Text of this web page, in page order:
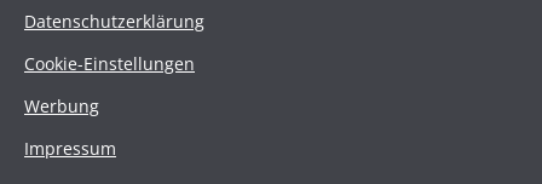
Datenschutzerklärung
Cookie-Einstellungen
Werbung
Impressum